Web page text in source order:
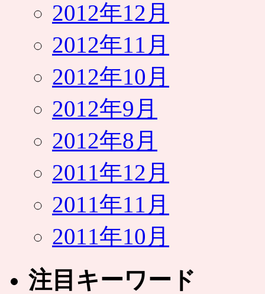
2012年12月
2012年11月
2012年10月
2012年9月
2012年8月
2011年12月
2011年11月
2011年10月
注目キーワード